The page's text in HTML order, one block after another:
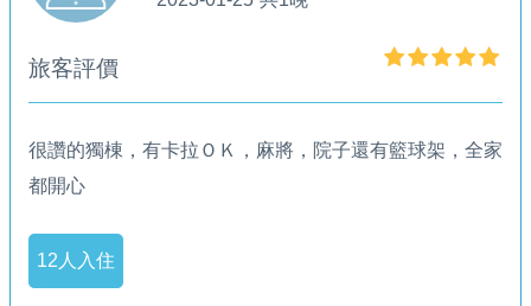
旅客評價
很讚的獨棟，有卡拉ＯＫ，麻將，院子還有籃球架，全家
都開心
12人入住